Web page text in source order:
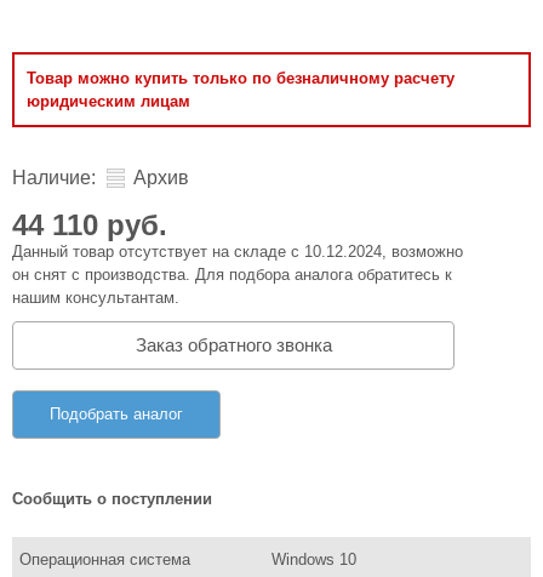
Товар можно купить только по безналичному расчету
юридическим лицам
Наличие: Архив
44 110 руб.
Данный товар отсутствует на складе с 10.12.2024, возможно
он снят с производства. Для подбора аналога обратитесь к
нашим консультантам.
Заказ обратного звонка
Подобрать аналог
Сообщить о поступлении
Операционная система Windows 10